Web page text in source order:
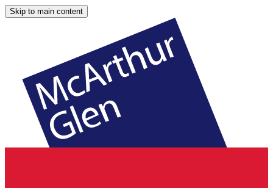
Skip to main content